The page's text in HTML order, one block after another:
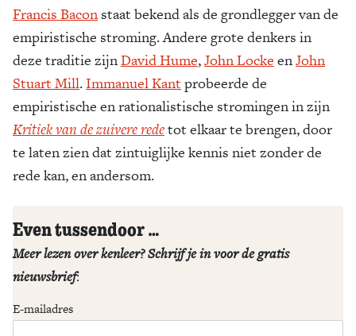
Francis Bacon staat bekend als de grondlegger van de
empiristische stroming. Andere grote denkers in
deze traditie zijnDavid Hume,John Locke enJohn
Stuart Mill.Immanuel Kant probeerde de
empiristische en rationalistische stromingen in zijn
Kritiek van de zuivere redetot elkaar te brengen, door
te laten zien dat zintuiglijke kennis niet zonder de
rede kan, en andersom.
Even tussendoor …
Meer lezen over kenleer? Schrijf je in voor de gratis
nieuwsbrief:
E-mailadres